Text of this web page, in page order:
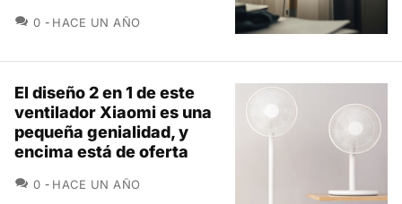
0 COMENTARIOS
HACE UN AÑO
El diseño 2 en 1 de este
ventilador Xiaomi es una
pequeña genialidad, y
encima está de oferta
0 COMENTARIOS
HACE UN AÑO